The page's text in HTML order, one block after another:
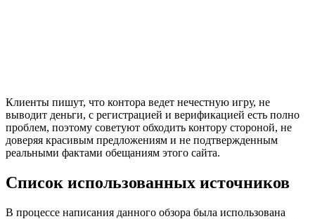
Клиенты пишут, что контора ведет нечестную игру, не
выводит деньги, с регистрацией и верификацией есть полно
проблем, поэтому советуют обходить контору стороной, не
доверяя красивым предложениям и не подтвержденным
реальными фактами обещаниям этого сайта.
Список использованных источников
В процессе написания данного обзора была использована